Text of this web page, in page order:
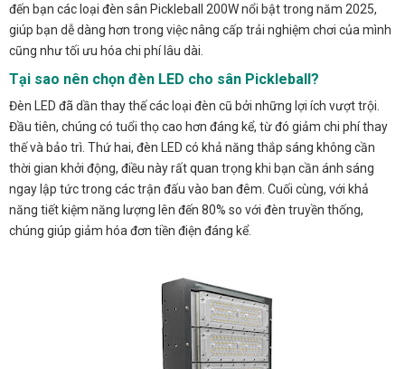
đến bạn các loại đèn sân Pickleball 200W nổi bật trong năm 2025,
giúp bạn dễ dàng hơn trong việc nâng cấp trải nghiệm chơi của mình
cũng như tối ưu hóa chi phí lâu dài.
Tại sao nên chọn đèn LED cho sân Pickleball?
Đèn LED đã dần thay thế các loại đèn cũ bởi những lợi ích vượt trội.
Đầu tiên, chúng có tuổi thọ cao hơn đáng kể, từ đó giảm chi phí thay
thế và bảo trì. Thứ hai, đèn LED có khả năng thắp sáng không cần
thời gian khởi động, điều này rất quan trọng khi bạn cần ánh sáng
ngay lập tức trong các trận đấu vào ban đêm. Cuối cùng, với khả
năng tiết kiệm năng lượng lên đến 80% so với đèn truyền thống,
chúng giúp giảm hóa đơn tiền điện đáng kể.